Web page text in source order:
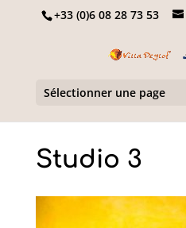
+33 (0)6 08 28 73 53
Sélectionner une page
Studio 3